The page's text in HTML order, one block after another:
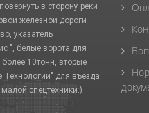
в сторону реки
железной дороги
указатель
", белые ворота для
более 10тонн, вторые
Технологии" для въезда
спецтехники.)